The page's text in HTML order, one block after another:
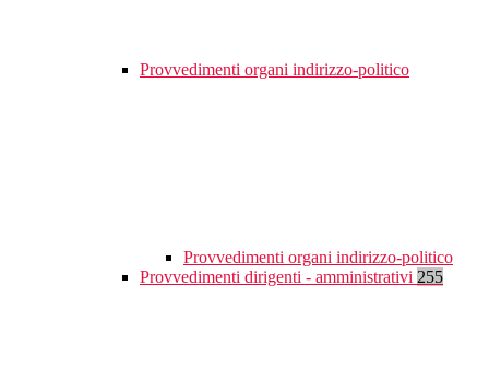
Provvedimenti organi indirizzo-politico
Provvedimenti organi indirizzo-politico
Provvedimenti dirigenti - amministrativi 255